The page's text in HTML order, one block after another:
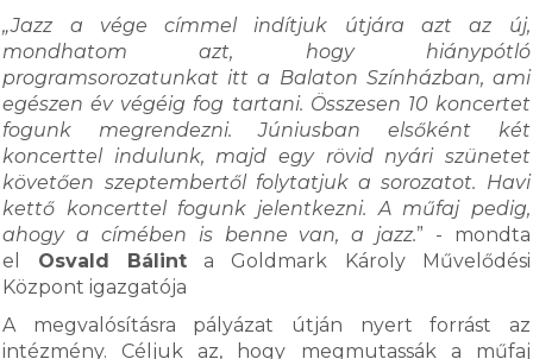
„Jazz a vége címmel indítjuk útjára azt az új,
mondhatom azt, hogy hiánypótló
programsorozatunkat itt a Balaton Színházban, ami
egészen év végéig fog tartani. Összesen 10 koncertet
fogunk megrendezni. Júniusban elsőként két
koncerttel indulunk, majd egy rövid nyári szünetet
követően szeptembertől folytatjuk a sorozatot. Havi
kettő koncerttel fogunk jelentkezni. A műfaj pedig,
ahogy a címében is benne van, a jazz.” - mondta
el Osvald Bálinta Goldmark Károly Művelődési
Központ igazgatója
A megvalósításra pályázat útján nyert forrást az
intézmény. Céljuk az, hogy megmutassák a műfaj